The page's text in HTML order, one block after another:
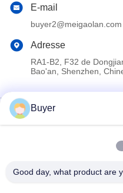
E-mail
buyer2@meigaolan.com
Adresse
RA1-B2, F32 de
Bao'an, Shenzhen,
Chine Bonne qualité
2023-2026 Shenzhen
Buyer
Good day, what product are